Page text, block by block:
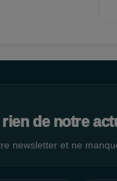
de notre
newsletter et ne